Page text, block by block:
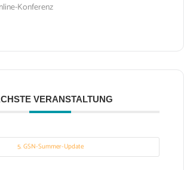
Konferenz
VERANSTALTUNG
5. GSN-Summer-Update